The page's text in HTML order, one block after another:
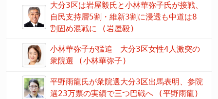
大分3区は岩屋毅氏と小林華弥子氏が接戦、
自民支持層5割・維新3割に浸透も中道は8
割固め混戦に (岩屋毅)
小林華弥子が猛追 大分3区女性4人激突の
衆院選 (小林華弥子)
平野雨龍氏が衆院選大分3区出馬表明、参院
選23万票の実績で三つ巴戦へ (平野雨龍)